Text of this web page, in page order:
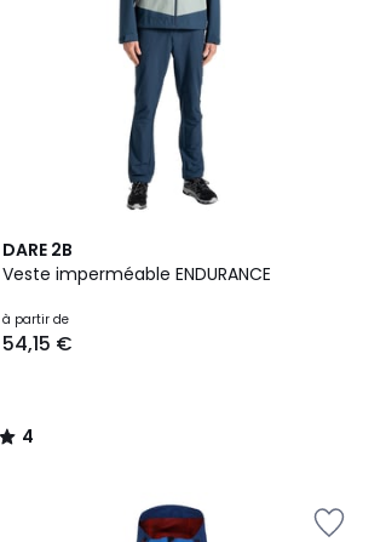
DARE 2B
Veste imperméable ENDURANCE
à partir de
54,15 €
4
/
4
/